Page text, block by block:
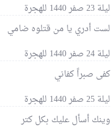
ليلة 23 صفر 1440 للهجرة
لست أدري يا من قتلوه ضامي
ليلة 24 صفر 1440 للهجرة
كفى صبراً كفاني
ليلة 25 صفر 1440 للهجرة
وينك أسأل عليك بكل كتر